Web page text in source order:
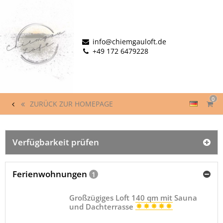
info@chiemgauloft.de
+49 172 6479228
0
ZURÜCK ZUR HOMEPAGE
Verfügbarkeit prüfen
Ferienwohnungen 1
Großzügiges Loft 140 qm mit Sauna
und Dachterrasse